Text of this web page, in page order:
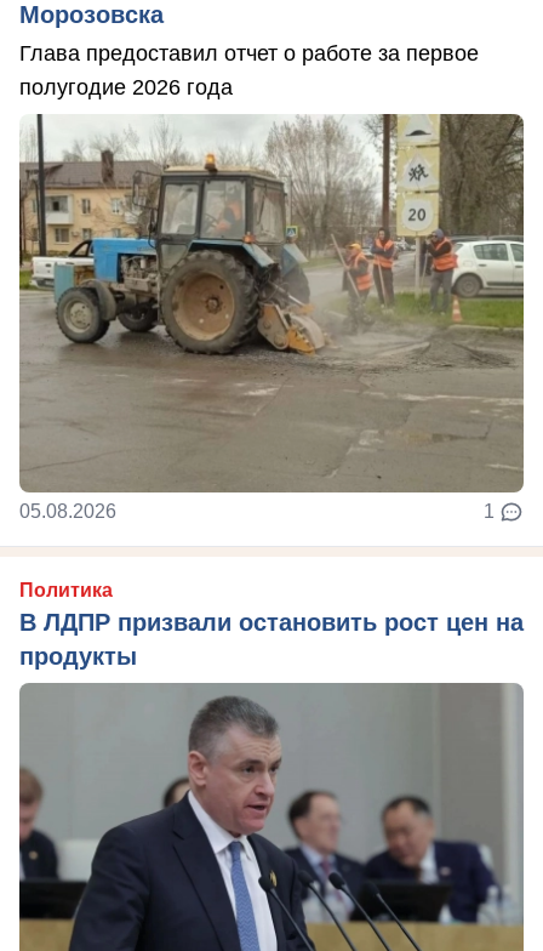
Морозовска
Глава предоставил отчет о работе за первое
полугодие 2026 года
05.08.2026 1
Политика
В ЛДПР призвали остановить рост цен на
продукты